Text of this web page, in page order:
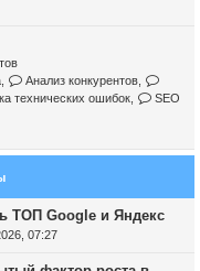
Анализ конкурентов,
технических ошибок
SEO
ТОП Google и Яндекс
07:27